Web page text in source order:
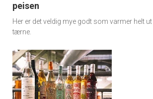
peisen
Her er det veldig mye godt som varmer helt
tærne.